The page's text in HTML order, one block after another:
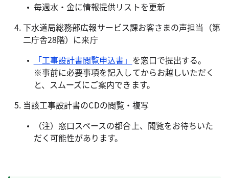
毎週水・金に情報提供リストを更新
下水道局総務部広報サービス課お客さまの声担当（第
二庁舎28階）に来庁
「工事設計書閲覧申込書」 を窓口で提出する。
※事前に必要事項を記入してからお越しいただく
と、スムーズにご案内できます。
当該工事設計書のCDの閲覧・複写
（注）窓口スペースの都合上、閲覧をお待ちいた
だく可能性があります。